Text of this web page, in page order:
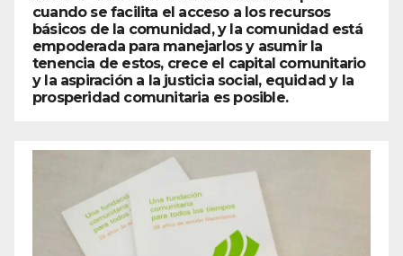
cuando se facilita el acceso a los recursos
básicos de la comunidad, y la comunidad está
empoderada para manejarlos y asumir la
tenencia de estos, crece el capital comunitario
y la aspiración a la justicia social, equidad y la
prosperidad comunitaria es posible.